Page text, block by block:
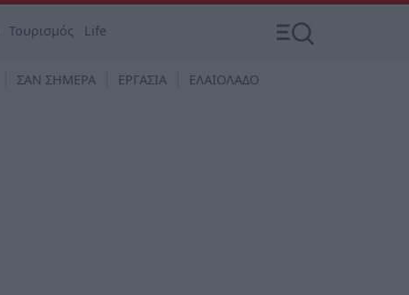
Τουρισμός Life
ΣΑΝ ΣΗΜΕΡΑ ΕΡΓΑΣΙΑ ΕΛΑΙΟΛΑΔΟ